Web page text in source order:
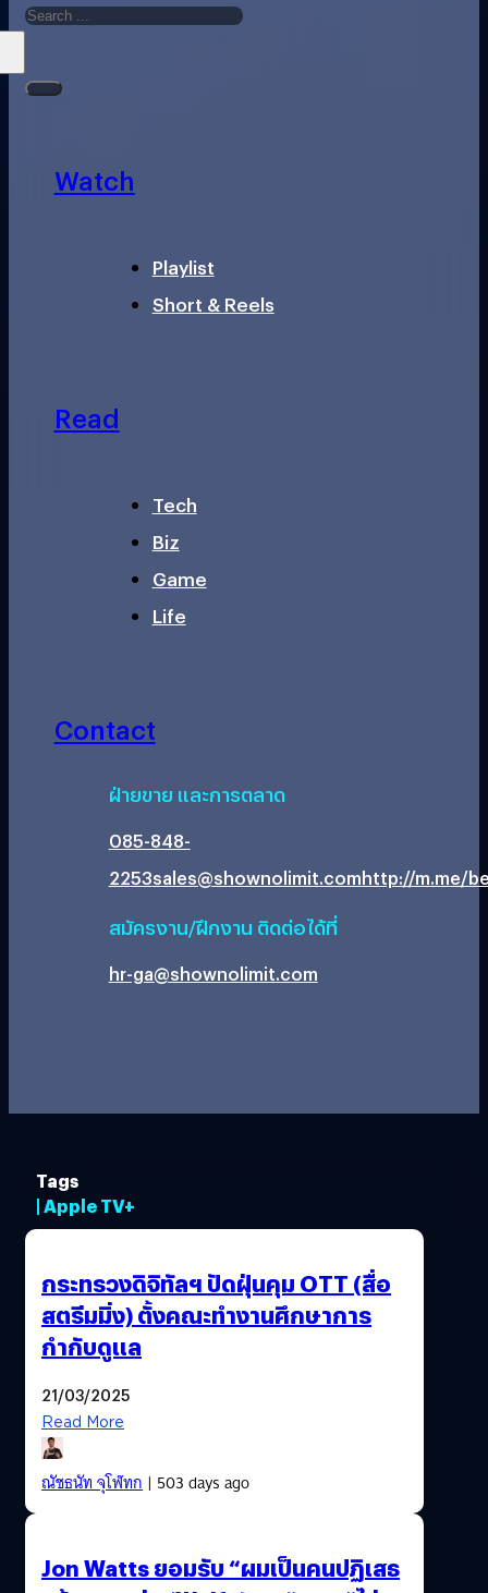
Watch
Playlist
Short & Reels
Read
Tech
Biz
Game
Life
Contact
ฝ่ายขาย และการตลาด
085-848-
2253sales@shownolimit.comhttp://m.me/
สมัครงาน/ฝึกงาน ติดต่อได้ที่
hr-ga@shownolimit.com
Tags
| Apple TV+
กระทรวงดิจิทัลฯ ปัดฝุ่นคุม OTT (สื่อ
สตรีมมิ่ง) ตั้งคณะทำงานศึกษาการ
กำกับดูแล
21/03/2025
Read More
ณัชธนัท จุโฬทก| 503 days ago
Jon Watts ยอมรับ “ผมเป็นคนปฏิเสธ